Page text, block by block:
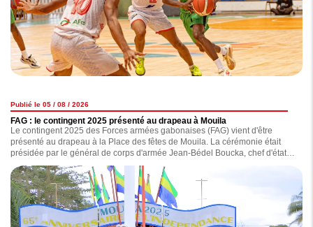
Publié le 05 / 08 / 2026
FAG : le contingent 2025 présenté au drapeau à Mouila
Le contingent 2025 des Forces armées gabonaises (FAG) vient d'être
présenté au drapeau à la Place des fêtes de Mouila. La cérémonie était
présidée par le général de corps d'armée Jean-Bédel Boucka, chef d'état-
major général des Forces armées gabonaises.